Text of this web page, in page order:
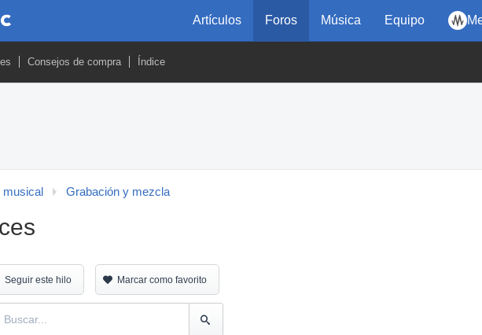
Artículos Foros Música Equipo
Consejos de compra Índice
musical Grabación y mezcla
Seguir este hilo Marcar como favorito